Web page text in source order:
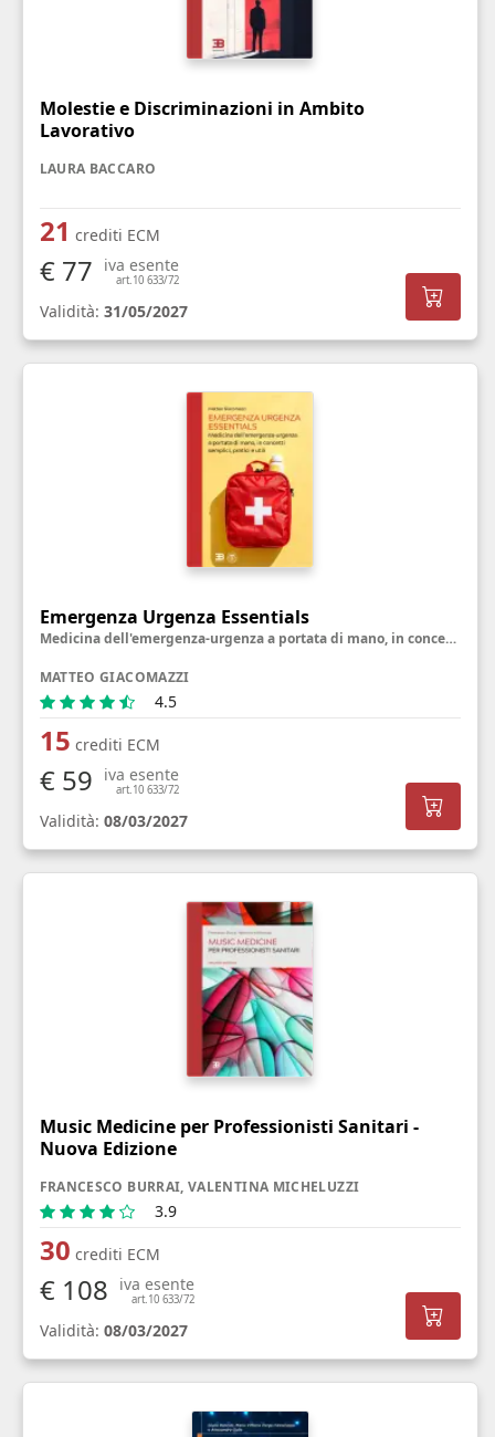
Molestie e Discriminazioni in Ambito
Lavorativo
LAURA BACCARO
21 crediti ECM
€ 77 iva esente
art.10 633/72
Validità: 31/05/2027
Emergenza Urgenza Essentials
Medicina dell'emergenza-urgenza a portata di mano, in concetti semplici, pratici e utili
MATTEO GIACOMAZZI
4.5
15 crediti ECM
€ 59 iva esente
art.10 633/72
Validità: 08/03/2027
Music Medicine per Professionisti Sanitari -
Nuova Edizione
FRANCESCO BURRAI, VALENTINA MICHELUZZI
3.9
30 crediti ECM
€ 108 iva esente
art.10 633/72
Validità: 08/03/2027